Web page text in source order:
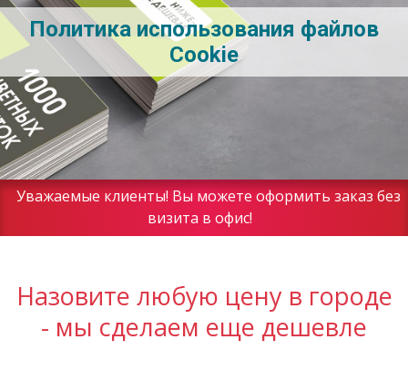
Политика использования файлов
Cookie
Уважаемые клиенты! Вы можете оформить заказ без
визита в офис!
Назовите любую цену в городе
- мы сделаем еще дешевле